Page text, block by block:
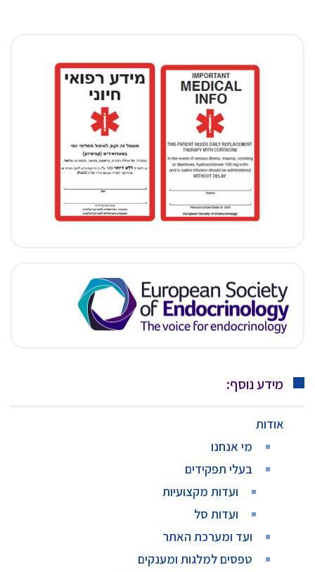
מידע נוסף:
אודות
מי אנחנו
בעלי תפקידים
ועדות מקצועיות
ועדות סל
ועד ומערכת האתר
טפסים למלגות ומענקים